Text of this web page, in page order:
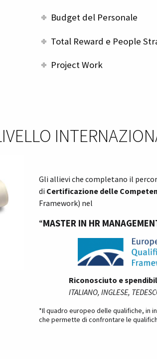
Budget del Personale
Total Reward e People
Project Work
Gli allievi che completano il
di Certificazione delle
Framework) nel
“MASTER IN HR
Riconosciuto e
ITALIANO, INGLESE,
*Il quadro europeo delle qualifiche, in
che permette di confrontare le